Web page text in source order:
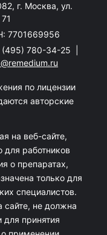
г. Москва, ул.
7701669956
(495) 780-34-25
по лицензии
авторские
на веб-сайте,
для работников
о препаратах,
только для
специалистов.
не должна
для принятия